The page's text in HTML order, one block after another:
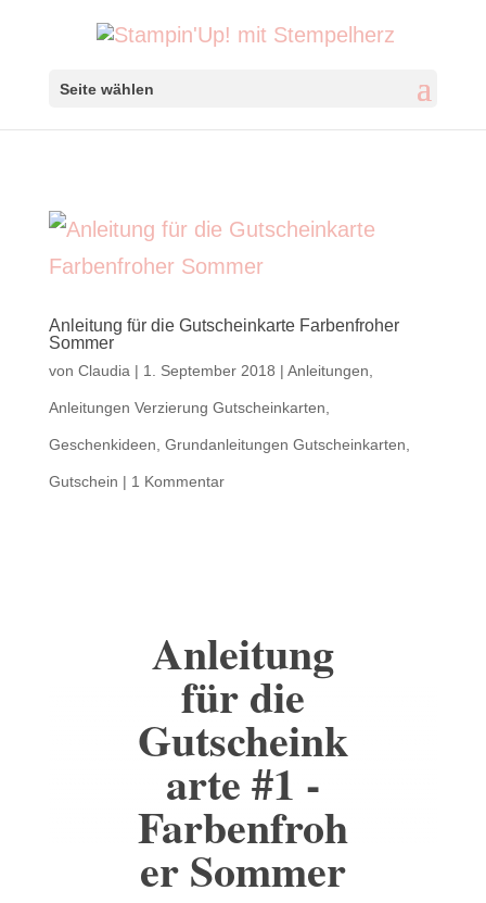
Seite wählen
Anleitung für die Gutscheinkarte Farbenfroher
Sommer
von Claudia | 1. September 2018 | Anleitungen
Anleitungen Verzierung Gutscheinkarten
Geschenkideen Grundanleitungen Gutscheinkarten
Gutschein | 1 Kommentar
Anleitung
für die
Gutscheink
arte #1 -
Farbenfroh
er Sommer